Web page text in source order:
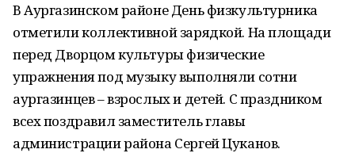
В Аургазинском районе День физкультурника
отметили коллективной зарядкой. На площади
перед Дворцом культуры физические
упражнения под музыку выполняли сотни
аургазинцев – взрослых и детей. С праздником
всех поздравил заместитель главы
администрации района Сергей Цуканов.